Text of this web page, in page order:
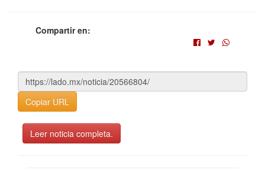
Compartir en:
Copiar URL
Leer noticia completa.